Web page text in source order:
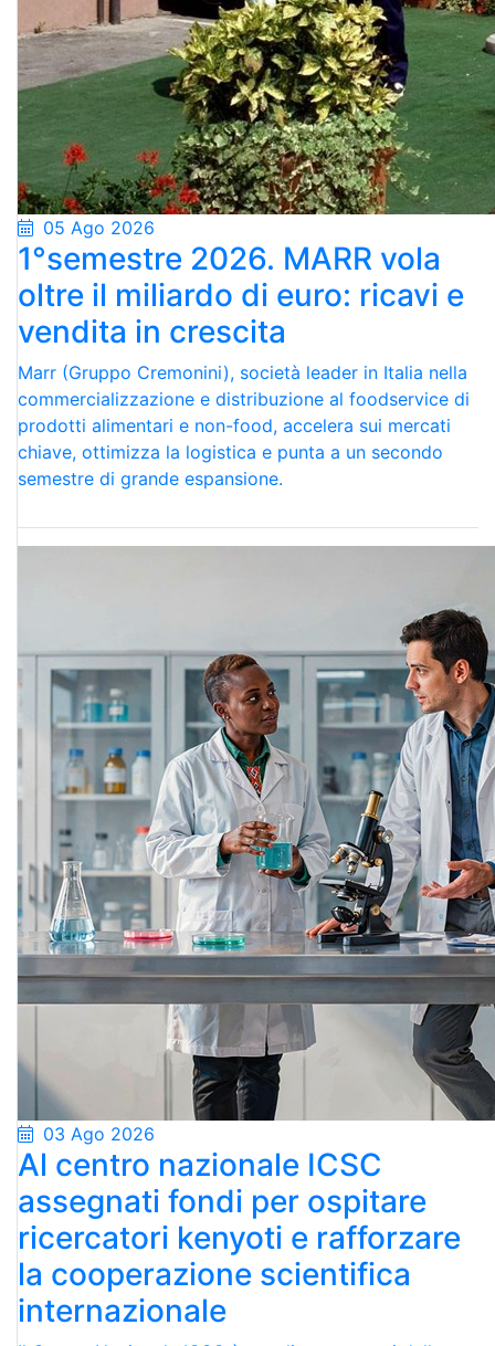
05 Ago 2026
1°semestre 2026. MARR vola
oltre il miliardo di euro: ricavi e
vendita in crescita
Marr (Gruppo Cremonini), società leader in Italia nella
commercializzazione e distribuzione al foodservice di
prodotti alimentari e non-food, accelera sui mercati
chiave, ottimizza la logistica e punta a un secondo
semestre di grande espansione.
03 Ago 2026
Al centro nazionale ICSC
assegnati fondi per ospitare
ricercatori kenyoti e rafforzare
la cooperazione scientifica
internazionale